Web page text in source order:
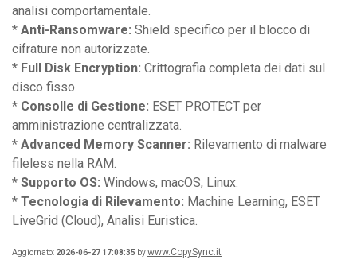
analisi comportamentale.
* Anti-Ransomware: Shield specifico per il blocco di
cifrature non autorizzate.
* Full Disk Encryption: Crittografia completa dei dati sul
disco fisso.
* Consolle di Gestione: ESET PROTECT per
amministrazione centralizzata.
* Advanced Memory Scanner: Rilevamento di malware
fileless nella RAM.
* Supporto OS: Windows, macOS, Linux.
* Tecnologia di Rilevamento: Machine Learning, ESET
LiveGrid (Cloud), Analisi Euristica.
Aggiornato: 2026-06-27 17:08:35 bywww.CopySync.it